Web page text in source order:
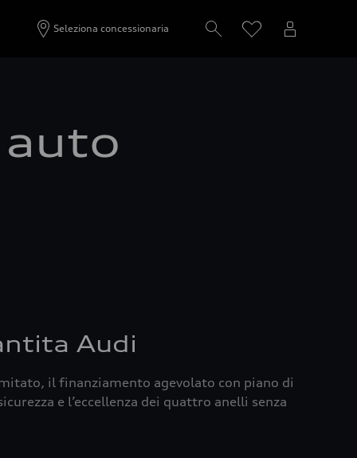
Seleziona concessionaria
Audi
il finanziamento agevolato con piano di
e l’eccellenza dei quattro anelli senza